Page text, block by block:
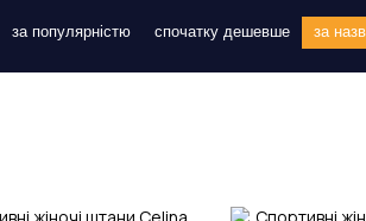
за популярністю спочатку дешевше за